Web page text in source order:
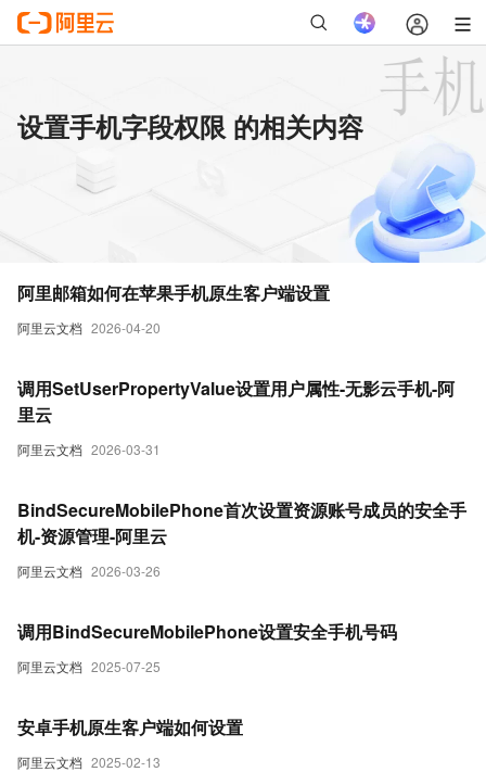
设置手机字段权限 的相关内容
阿里云文档 2026-04-20
阿里邮箱如何在苹果手机原生客户端设置
阿里云文档 2026-03-31
调用SetUserPropertyValue设置用户属性-无影云手机-阿
里云
阿里云文档 2026-03-26
BindSecureMobilePhone首次设置资源账号成员的安全手
机-资源管理-阿里云
阿里云文档 2025-07-25
调用BindSecureMobilePhone设置安全手机号码
阿里云文档 2025-02-13
安卓手机原生客户端如何设置